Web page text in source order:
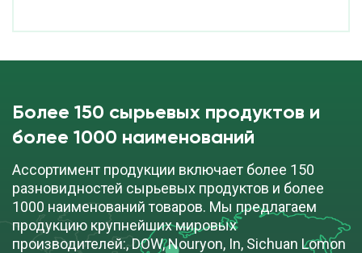
Более 150 сырьевых продуктов и
более 1000 наименований
Ассортимент продукции включает более 150
разновидностей сырьевых продуктов и более
1000 наименований товаров. Мы предлагаем
продукцию крупнейших мировых
производителей:, DOW, Nouryon, In, Sichuan Lomon